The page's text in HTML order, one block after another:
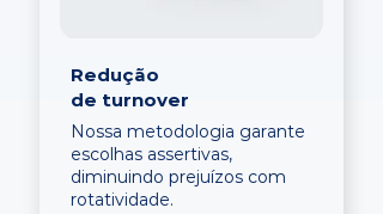
Redução
de turnover
Nossa metodologia garante
escolhas assertivas,
diminuindo prejuízos com
rotatividade.